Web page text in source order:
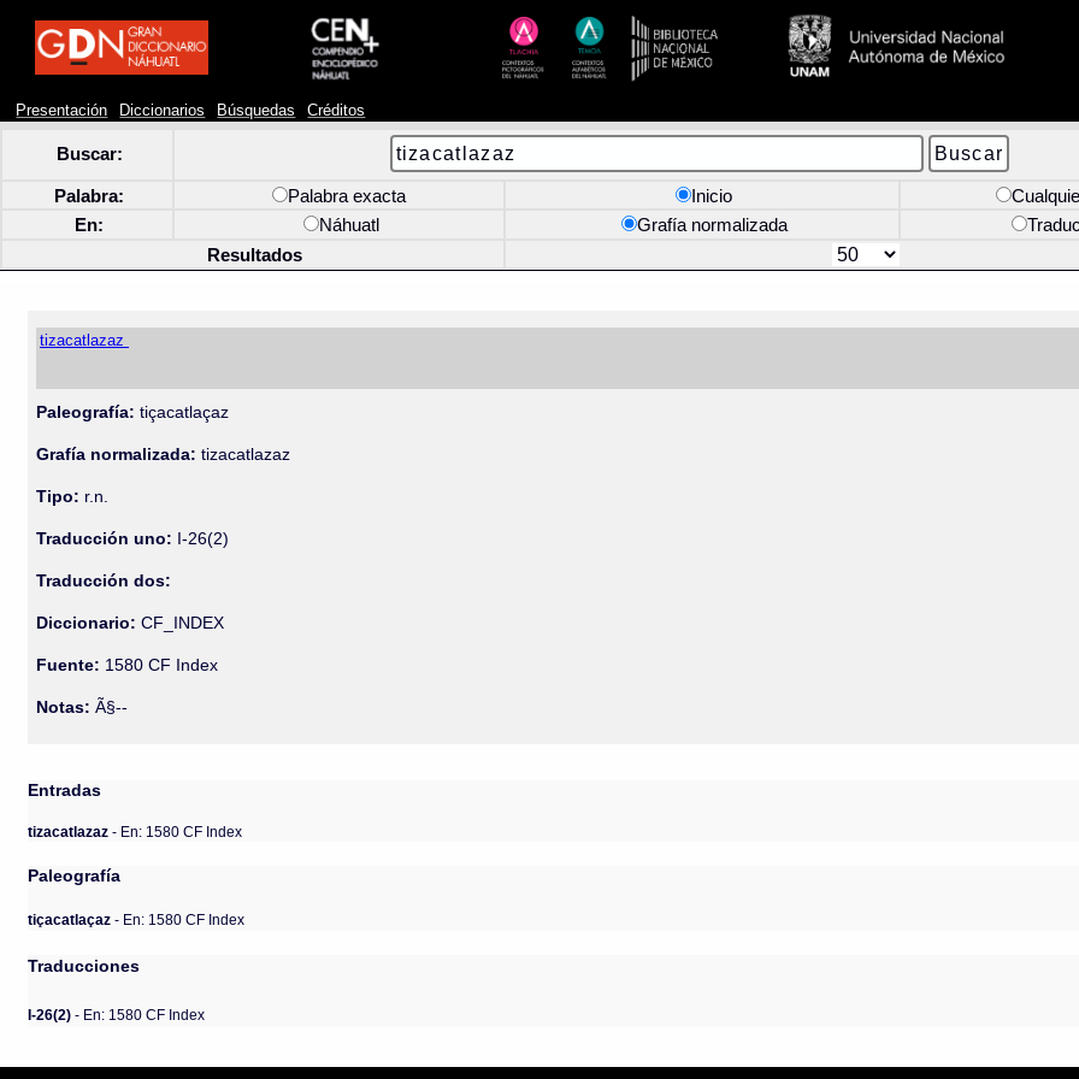
Presentación Diccionarios Búsquedas Créditos
Buscar:
Palabra: Palabra exacta Inicio
En:
Náhuatl Grafía normalizada
Resultados
tizacatlazaz
Paleografía: tiçacatlaçaz
Grafía normalizada: tizacatlazaz
Tipo: r.n.
Traducción uno: I-26(2)
Traducción dos:
Diccionario:CF_INDEX
Fuente: 1580 CF Index
Notas: Ã§--
Entradas
tizacatlazaz- En: 1580 CF Index
Paleografía
tiçacatlaçaz - En: 1580 CF Index
Traducciones
I-26(2) - En: 1580 CF Index